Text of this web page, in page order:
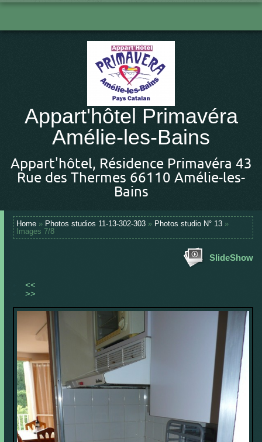
Appart'hôtel Primavéra
Amélie-les-Bains
Appart'hôtel, Résidence Primavéra 43
Rue des Thermes 66110 Amélie-les-
Bains
Home » Photos studios 11-13-302-303 » Photos studio N° 13 »
Images 7/8
SlideShow
<<
>>